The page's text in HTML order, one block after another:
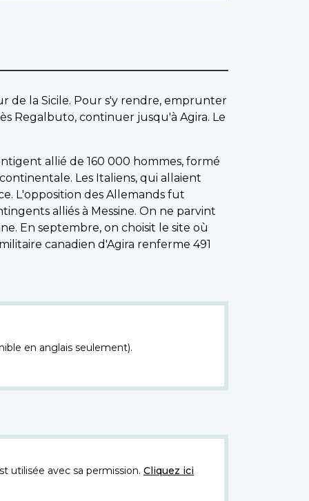
de la Sicile. Pour s'y rendre, emprunter
Regalbuto, continuer jusqu'à Agira. Le
allié de 160 000 hommes, formé
Les Italiens, qui allaient
L'opposition des Allemands fut
alliés à Messine. On ne parvint
En septembre, on choisit le site où
canadien d'Agira renferme 491
en anglais seulement).
utilisée avec sa permission. Cliquez ici